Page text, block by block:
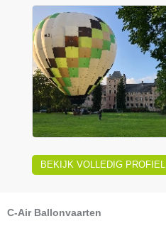
BEKIJK VOLLEDIG PROFIEL
C-Air Ballonvaarten